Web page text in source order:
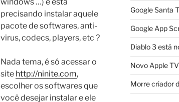
precisando instalar aquele
pacote de softwares, anti-
virus, codecs, players, etc ?
Nada tema, é só acessar o
site http://ninite.com,
escolher os softwares que
você desejar instalar e ele
Google Santa
Google App
Diablo 3 está
Novo Apple
Morre criador